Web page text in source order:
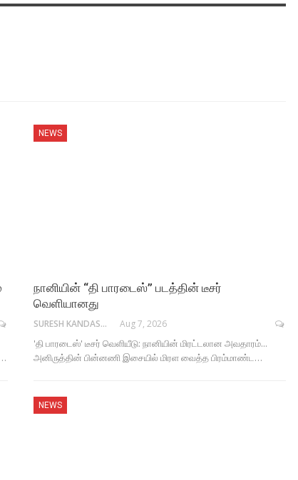
NEWS
நானியின் “தி பாரடைஸ்” படத்தின் டீசர்
வெளியானது
SURESH KANDASAMY Aug 7, 2026
'தி பாரடைஸ்' டீசர் வெளியீடு: நானியின் மிரட்டலான அவதாரம்...
அனிருத்தின் பின்னணி இசையில் மிரள வைத்த பிரம்மாண்ட…
NEWS